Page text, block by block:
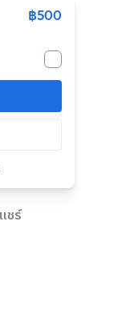
฿500
แชร์